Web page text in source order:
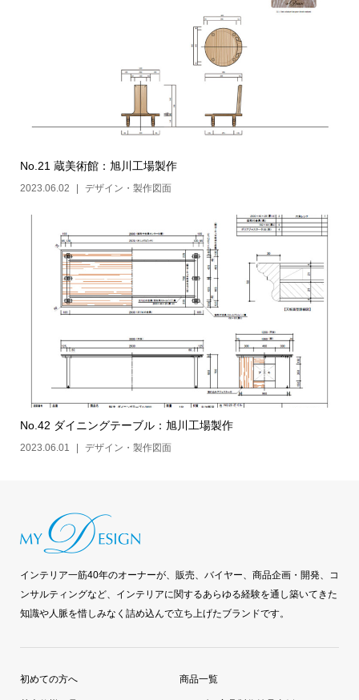
No.21 蔵美術館：旭川工場製作
2023.06.02 デザイン・製作図面
No.42 ダイニングテーブル：旭川工場製作
2023.06.01 デザイン・製作図面
インテリア一筋40年のオーナーが、販売、バイヤー、商品企画・開発、コ
ンサルティングなど、インテリアに関するあらゆる経験を通し築いてきた
知識や人脈を惜しみなく詰め込んで立ち上げたブランドです。
初めての方へ 商品一覧